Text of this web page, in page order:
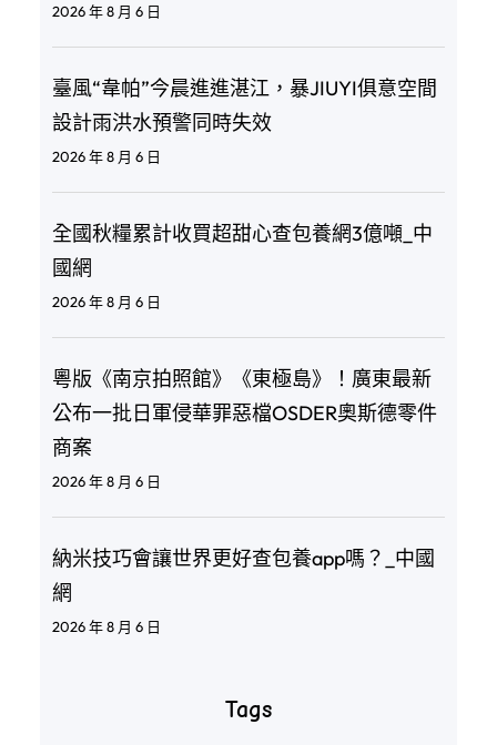
2026 年 8 月 6 日
臺風“韋帕”今晨進進湛江，暴JIUYI俱意空間
設計雨洪水預警同時失效
2026 年 8 月 6 日
全國秋糧累計收買超甜心查包養網3億噸_中
國網
2026 年 8 月 6 日
粵版《南京拍照館》《東極島》！廣東最新
公布一批日軍侵華罪惡檔OSDER奧斯德零件
商案
2026 年 8 月 6 日
納米技巧會讓世界更好查包養app嗎？_中國
網
2026 年 8 月 6 日
Tags